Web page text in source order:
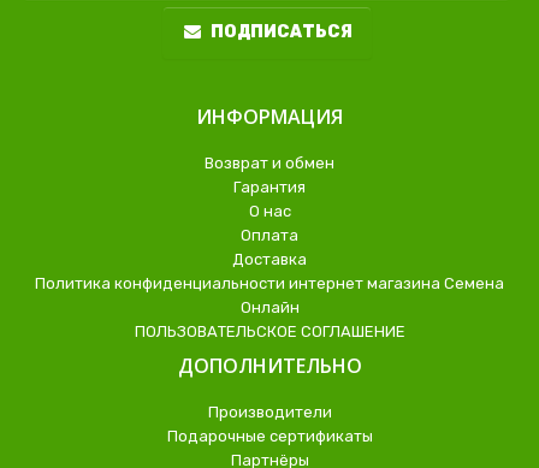
ПОДПИСАТЬСЯ
ИНФОРМАЦИЯ
Возврат и обмен
Гарантия
О нас
Оплата
Доставка
Политика конфиденциальности интернет магазина Семена
Онлайн
ПОЛЬЗОВАТЕЛЬСКОЕ СОГЛАШЕНИЕ
ДОПОЛНИТЕЛЬНО
Производители
Подарочные сертификаты
Партнёры